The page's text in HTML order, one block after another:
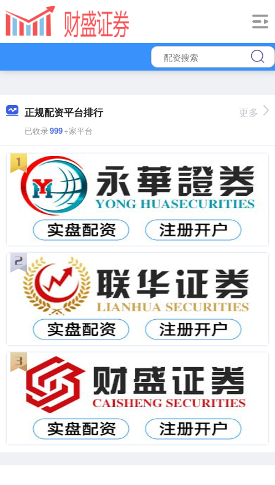
正规配资平台排行
已收录999+家平台
更多